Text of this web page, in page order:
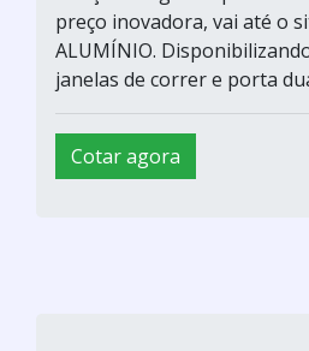
preço inovadora, vai até o
ALUMÍNIO.
janelas de correr e porta
Cotar agora